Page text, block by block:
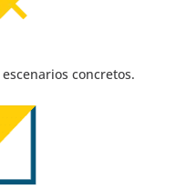
concretos.